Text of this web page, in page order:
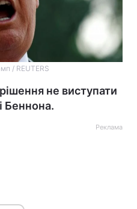
/ REUTERS
не виступати
Беннона.
Реклама